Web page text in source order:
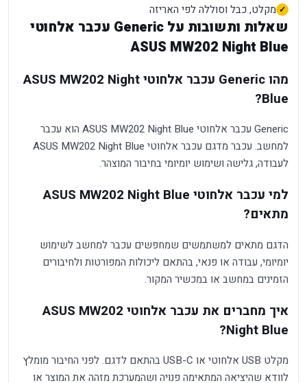
מקלט, כבל וסוללה לפי האריזה
שאלות ותשובות על Generic עכבר אלחוטי
ASUS MW202 Night Blue
מהו Generic עכבר אלחוטי ASUS MW202 Night
Blue?
Generic עכבר אלחוטי ASUS MW202 Night Blue הוא עכבר
למחשב. עכבר מדגם עכבר אלחוטי ASUS MW202 Night Blue
לעבודה, גלישה ושימוש יומיומי בחיבור המוצהר.
למי עכבר אלחוטי ASUS MW202 Night Blue
מתאים?
הדגם מתאים למשתמשים שמחפשים עכבר למחשב לשימוש
יומיומי, עבודה או פנאי, בהתאם ליכולות המפורטות ולחיבורים
הזמינים במחשב או במכשיר המקור.
איך מחברים את עכבר אלחוטי ASUS MW202
Night Blue?
מקלט USB אלחוטי או USB-C בהתאם לדגם. לפני החיבור מומלץ
לוודא שהיציאה המתאימה פנויה ושהמערכת מזהה את המוצר או